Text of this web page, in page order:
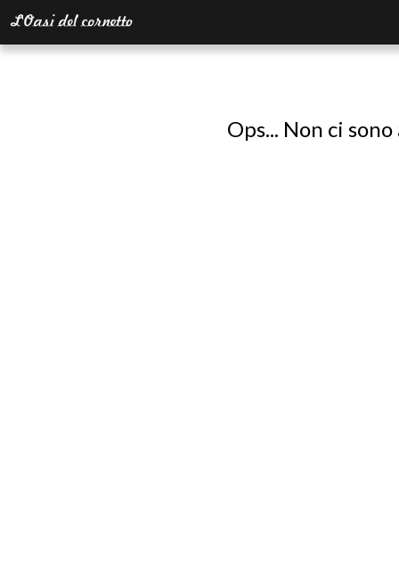
Ops... Non ci